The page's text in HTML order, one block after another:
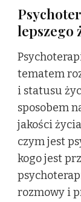
lepszego
tematem
i statusu
sposobem
jakości
czym jest
kogo jest
rozmowy i